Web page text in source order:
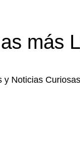
más
y Noticias